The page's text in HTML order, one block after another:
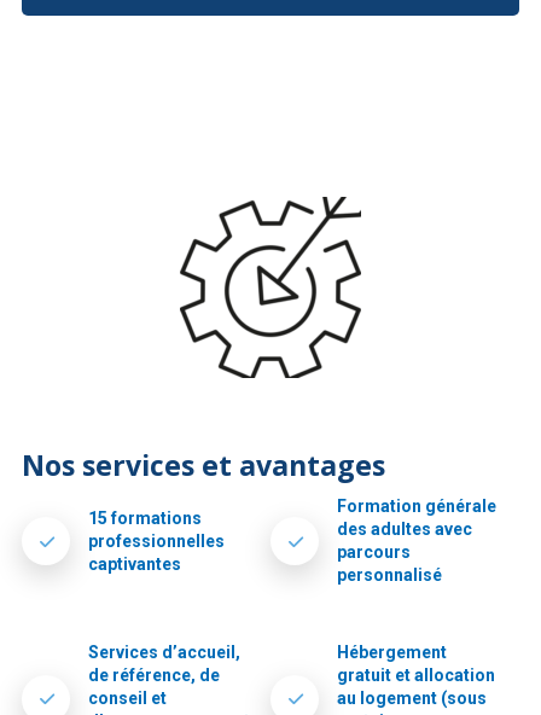
Nos services et avantages
15 formations
professionnelles
captivantes
Formation générale
des adultes avec
parcours
personnalisé
Services d’accueil,
de référence, de
conseil et
Hébergement
gratuit et allocation
au logement (sous